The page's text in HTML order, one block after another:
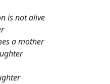
is not alive
a mother